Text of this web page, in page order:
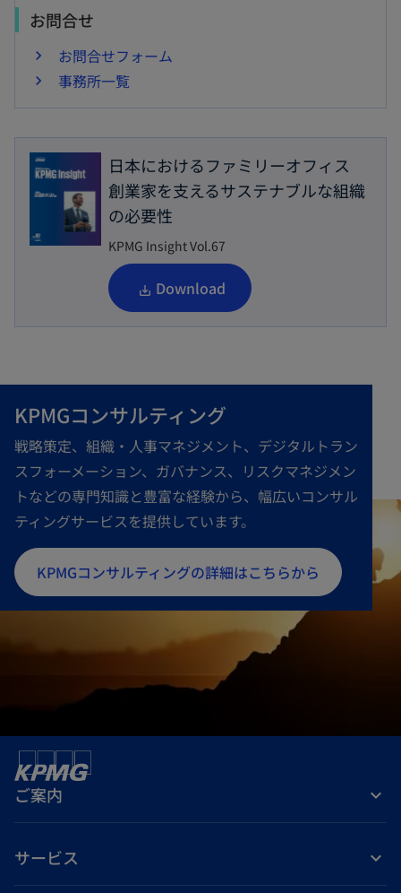
お問合せ
お問合せフォーム
事務所一覧
日本におけるファミリーオフィス
創業家を支えるサステナブルな組織
の必要性
KPMG Insight Vol.67
Download
新
し
ブ
で
開
く
KPMGコンサルティング
戦略策定、組織・人事マネジメント、デジタルトラン
スフォーメーション、ガバナンス、リスクマネジメン
トなどの専門知識と豊富な経験から、幅広いコンサル
ティングサービスを提供しています。
KPMGコンサルティングの詳細はこちらから
新
し
タ
ご案内
サービス